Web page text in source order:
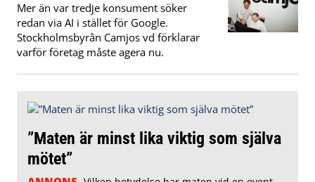
Mer än var tredje konsument söker
redan via AI i stället för Google.
Stockholmsbyrån Camjos vd förklarar
varför företag måste agera nu.
”Maten är minst lika viktig som själva
mötet”